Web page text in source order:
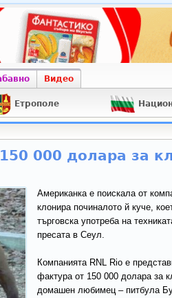
Видео
Етрополе
000 долара за
Американка е поискала от
клонира починалото й куче,
търговска употреба на
пресата в Сеул.
Компанията RNL Rio е
фактура от 150 000 долара за
домашен любимец – питбула